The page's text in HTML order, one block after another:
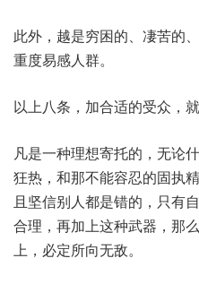
此外，越是穷困的、凄苦的
重度易感人群。
以上八条，加合适的受众，
凡是一种理想寄托的，无论
狂热，和那不能容忍的固执
且坚信别人都是错的，只有
合理，再加上这种武器，那
上，必定所向无敌。